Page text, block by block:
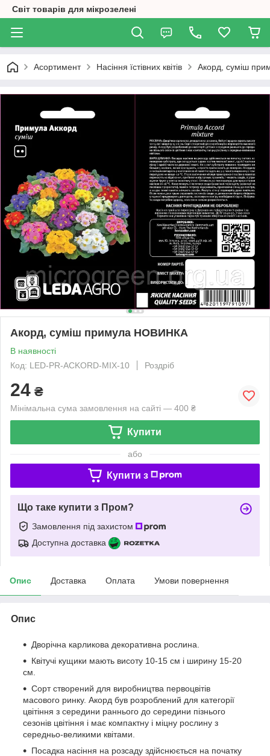
Світ товарів для мікрозелені
Асортимент Насіння їстівних квітів Акорд, суміш
Акорд, суміш примула НОВИНКА
В наявності
Код: LED-PR-ACKORD-MIX-10
Роздріб
24 ₴
Мінімальна сума замовлення на сайті — 400 ₴
Купити
або
Купити з
Що таке купити з Пром?
Замовлення під захистом
Доступна доставка
Опис Доставка Оплата Умови повернення
Опис
Дворічна карликова декоративна рослина.
Квітучі кущики мають висоту 10-15 см і ширину 15-20
см.
Сорт створений для виробництва первоцвітів
масового ринку. Акорд був розроблений для категорії
цвітіння з середини раннього до середини пізнього
сезонів цвітіння і має компактну і міцну рослину з
середньо-великими квітами.
Посадка насіння на розсаду здійснюється на початку